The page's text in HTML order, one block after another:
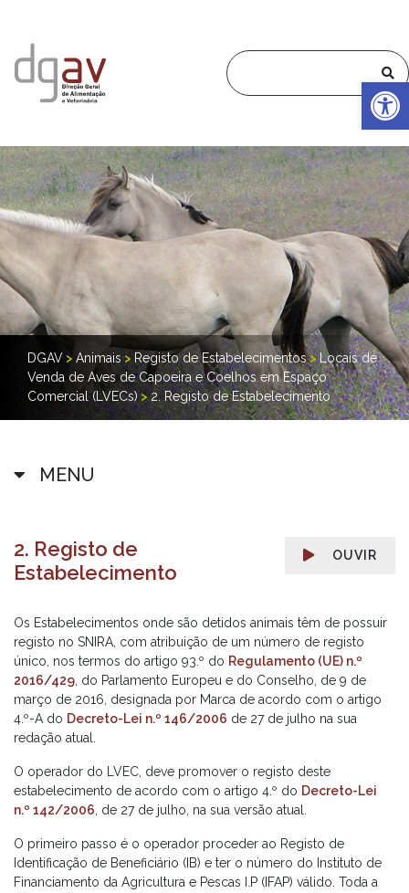
DGAV > Animais> Registo de Estabelecimentos>Locais de
Venda de Aves de Capoeira e Coelhos em Espaço
Comercial (LVECs)> 2. Registo de Estabelecimento
MENU
OUVIR
2. Registo de
Estabelecimento
Os Estabelecimentos onde são detidos animais têm de possuir
registo no SNIRA, com atribuição de um número de registo
único, nos termos do artigo 93.º do Regulamento (UE) n.º
2016/429 , do Parlamento Europeu e do Conselho, de 9 de
março de 2016, designada por Marca de acordo com o artigo
4.º-A do Decreto-Lei n.º 146/2006 de 27 de julho na sua
redação atual.
O operador do LVEC, deve promover o registo deste
estabelecimento de acordo com o artigo 4.º do Decreto-Lei
n.º 142/2006 , de 27 de julho, na sua versão atual.
O primeiro passo é o operador proceder ao Registo de
Identificação de Beneficiário (IB) e ter o número do Instituto de
Financiamento da Agricultura e Pescas I.P (IFAP) válido. Toda a